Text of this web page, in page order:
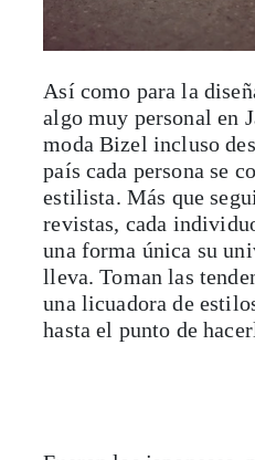
Así como para la
algo muy personal en
moda Bizel incluso
país cada persona se
estilista. Más que
revistas, cada
una forma única su
lleva. Toman las
una licuadora de
hasta el punto de